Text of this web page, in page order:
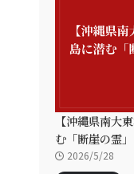
【沖縄県南大
む「断崖の霊
2026/5/28